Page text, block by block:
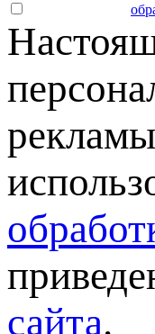
сайта.